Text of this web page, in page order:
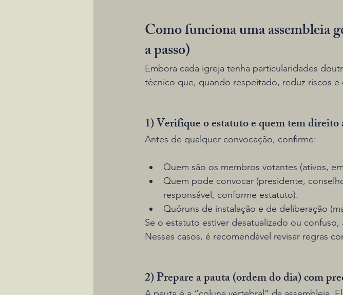
Como funciona uma assembleia
a passo)
Embora cada igreja tenha particularidades
técnico que, quando respeitado, reduz riscos e
1) Verifique o estatuto e quem tem direito
Antes de qualquer convocação, confirme:
Quem são os membros votantes (ativos,
Quem pode convocar (presidente,
responsável, conforme estatuto).
Quóruns de instalação e de deliberação
Se o estatuto estiver desatualizado ou confuso,
Nesses casos, é recomendável revisar regras
2) Prepare a pauta (ordem do dia) com